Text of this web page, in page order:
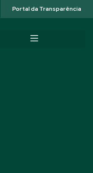
Portal da Transparência